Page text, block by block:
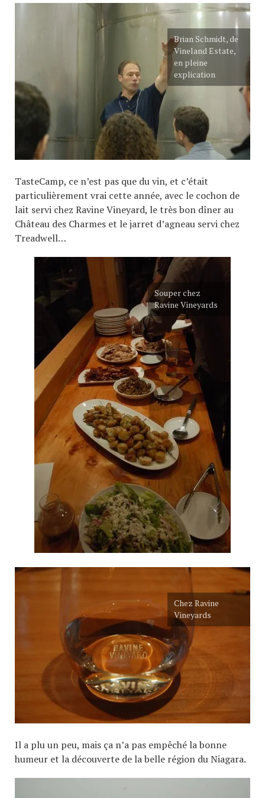
Brian Schmidt, de
Vineland Estate,
en pleine
explication
TasteCamp, ce n’est pas que du vin, et c’était
particulièrement vrai cette année, avec le cochon de
lait servi chez Ravine Vineyard, le très bon dîner au
Château des Charmes et le jarret d’agneau servi chez
Treadwell…
Souper chez
Ravine Vineyards
Chez Ravine
Vineyards
Il a plu un peu, mais ça n’a pas empêché la bonne
humeur et la découverte de la belle région du Niagara.